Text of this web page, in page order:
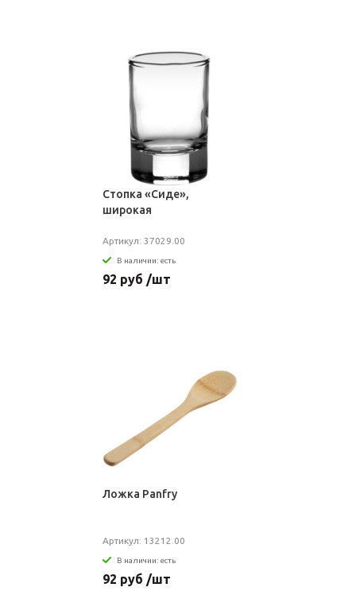
Стопка «Сиде»,
широкая
Артикул: 37029.00
В наличии: есть
92 руб /шт
Ложка Panfry
Артикул: 13212.00
В наличии: есть
92 руб /шт